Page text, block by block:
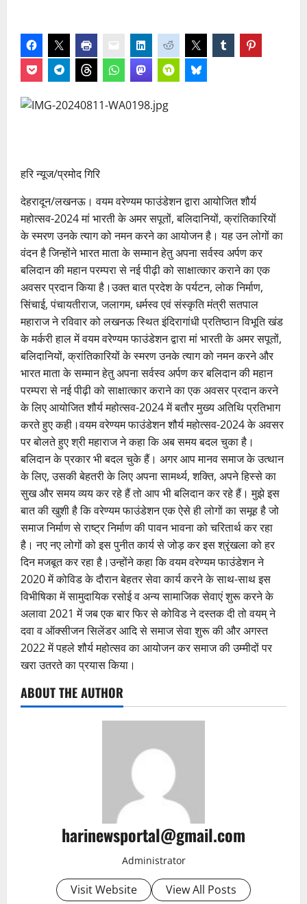
हरि न्यूज/प्रमोद गिरि
देहरादून/लखनऊ। वयम वरेण्यम फाउंडेशन द्वारा आयोजित शौर्य
महोत्सव-2024 मां भारती के अमर सपूतों, बलिदानियों, क्रांतिकारियों
के स्मरण उनके त्याग को नमन करने का आयोजन है। यह उन लोगों का
वंदन है जिन्होंने भारत माता के सम्मान हेतु अपना सर्वस्व अर्पण कर
बलिदान की महान परम्परा से नई पीढ़ी को साक्षात्कार कराने का एक
अवसर प्रदान किया है।उक्त बात प्रदेश के पर्यटन, लोक निर्माण,
सिंचाई, पंचायतीराज, जलागम, धर्मस्व एवं संस्कृति मंत्री सतपाल
महाराज ने रविवार को लखनऊ स्थित इंदिरागांधी प्रतिष्ठान विभूति खंड
के मर्करी हाल में वयम वरेण्यम फाउंडेशन द्वारा मां भारती के अमर सपूतों,
बलिदानियों, क्रांतिकारियों के स्मरण उनके त्याग को नमन करने और
भारत माता के सम्मान हेतु अपना सर्वस्व अर्पण कर बलिदान की महान
परम्परा से नई पीढ़ी को साक्षात्कार कराने का एक अवसर प्रदान करने
के लिए आयोजित शौर्य महोत्सव-2024 में बतौर मुख्य अतिथि प्रतिभाग
करते हुए कही।वयम वरेण्यम फाउंडेशन शौर्य महोत्सव-2024 के अवसर
पर बोलते हुए श्री महाराज ने कहा कि अब समय बदल चुका है।
बलिदान के प्रकार भी बदल चुके हैं। अगर आप मानव समाज के उत्थान
के लिए, उसकी बेहतरी के लिए अपना सामर्थ्य, शक्ति, अपने हिस्से का
सुख और समय व्यय कर रहे हैं तो आप भी बलिदान कर रहे हैं। मुझे इस
बात की खुशी है कि वरेण्यम फाउंडेशन एक ऐसे ही लोगों का समूह है जो
समाज निर्माण से राष्ट्र निर्माण की पावन भावना को चरितार्थ कर रहा
है। नए नए लोगों को इस पुनीत कार्य से जोड़ कर इस श्रृंखला को हर
दिन मजबूत कर रहा है।उन्होंने कहा कि वयम वरेण्यम फाउंडेशन ने
2020 में कोविड के दौरान बेहतर सेवा कार्य करने के साथ-साथ इस
विभीषिका में सामुदायिक रसोई व अन्य सामाजिक सेवाएं शुरू करने के
अलावा 2021 में जब एक बार फिर से कोविड ने दस्तक दी तो वयम् ने
दवा व ऑक्सीजन सिलेंडर आदि से समाज सेवा शुरू की और अगस्त
2022 में पहले शौर्य महोत्सव का आयोजन कर समाज की उम्मीदों पर
खरा उतरते का प्रयास किया।
ABOUT THE AUTHOR
harinewsportal@gmail.com
Administrator
Visit Website View All Posts